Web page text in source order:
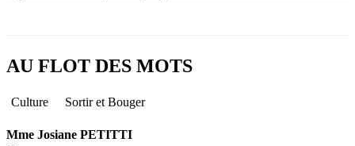
AU FLOT DES MOTS
Culture Sortir et Bouger
Mme Josiane PETITTI